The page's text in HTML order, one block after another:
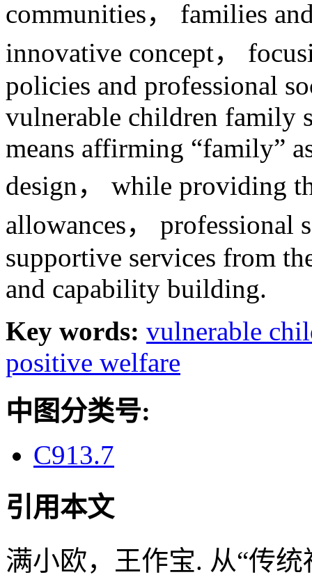
communities， families
innovative concept，
policies and professional
vulnerable children family
means affirming “family”
design， while providing
allowances， professional
supportive services from
and capability building.
Key words: vulnerable
positive welfare
中图分类号:
C913.7
引用本文
满小欧，王作宝. 从“传